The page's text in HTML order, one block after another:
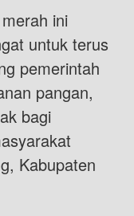
ini
untuk terus
pemerintah
pangan,
bagi
Kabupaten